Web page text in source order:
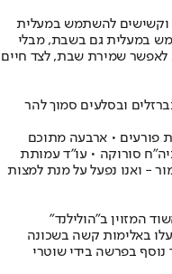
וקשישים להשתמש במעלית
במעלית גם בשבת, מבלי
לאפשר שמירת שבת, לצד חיים
ובסלעים סמוך להר
פורעים • ארבעה מתוכם
סורוקה • עו"ד עמותת
- ואנו נפעל על מנת למצות
המזוין ב"הולילנד"
ופעלו באלימות קשה בשכונה
נוסף בפרשה בידי שוטרי